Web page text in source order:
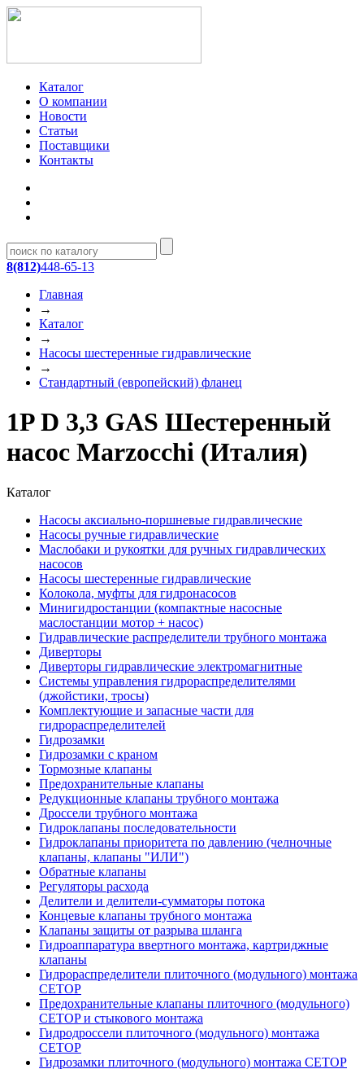
Каталог
О компании
Новости
Статьи
Поставщики
Контакты
8(812)448-65-13
Главная
→
Каталог
→
Насосы шестеренные гидравлические
→
Стандартный (европейский) фланец
1P D 3,3 GAS Шестеренный
насос Marzocchi (Италия)
Каталог
Насосы аксиально-поршневые гидравлические
Насосы ручные гидравлические
Маслобаки и рукоятки для ручных гидравлических
насосов
Насосы шестеренные гидравлические
Колокола, муфты для гидронасосов
Минигидростанции (компактные насосные
маслостанции мотор + насос)
Гидравлические распределители трубного монтажа
Диверторы
Диверторы гидравлические электромагнитные
Системы управления гидрораспределителями
(джойстики, тросы)
Комплектующие и запасные части для
гидрораспределителей
Гидрозамки
Гидрозамки с краном
Тормозные клапаны
Предохранительные клапаны
Редукционные клапаны трубного монтажа
Дроссели трубного монтажа
Гидроклапаны последовательности
Гидроклапаны приоритета по давлению (челночные
клапаны, клапаны "ИЛИ")
Обратные клапаны
Регуляторы расхода
Делители и делители-сумматоры потока
Концевые клапаны трубного монтажа
Клапаны защиты от разрыва шланга
Гидроаппаратура ввертного монтажа, картриджные
клапаны
Гидрораспределители плиточного (модульного) монтажa
CETOP
Предохранительные клапаны плиточного (модульного)
CETOP и стыкового монтажа
Гидродроссели плиточного (модульного) монтажа
CETOP
Гидрозамки плиточного (модульного) монтажа CETOP